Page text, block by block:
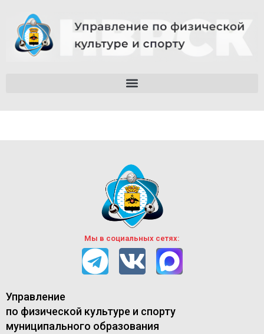
Мы в социальных сетях:
Управление
по физической культуре и спорту
муниципального образования